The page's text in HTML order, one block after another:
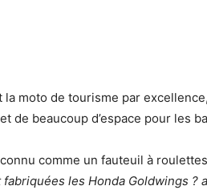
la moto de tourisme par
de beaucoup d’espace pour les
comme un fauteuil à
fabriquées les Honda Goldwings ?